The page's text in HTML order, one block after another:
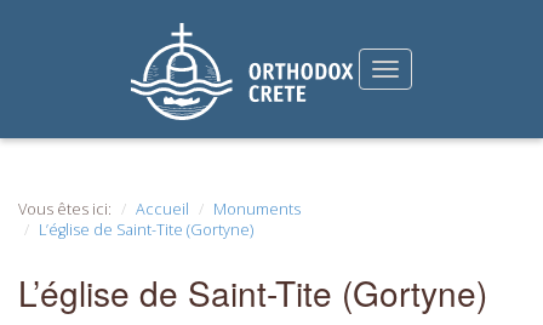
Vous êtes ici: Accueil
Monuments
L’église de Saint-Tite (Gortyne)
L’église de Saint-Tite (Gortyne)